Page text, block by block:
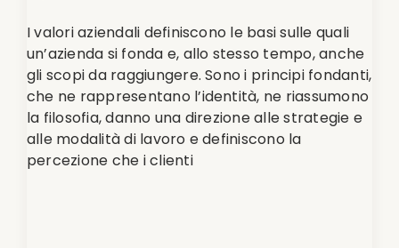
I valori aziendali definiscono le basi sulle quali
un’azienda si fonda e, allo stesso tempo, anche
gli scopi da raggiungere. Sono i principi fondanti,
che ne rappresentano l’identità, ne riassumono
la filosofia, danno una direzione alle strategie e
alle modalità di lavoro e definiscono la
percezione che i clienti